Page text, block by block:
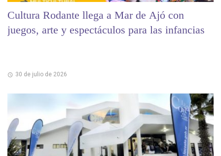
Cultura Rodante llega a Mar de Ajó con
juegos, arte y espectáculos para las infancias
30 de julio de 2026